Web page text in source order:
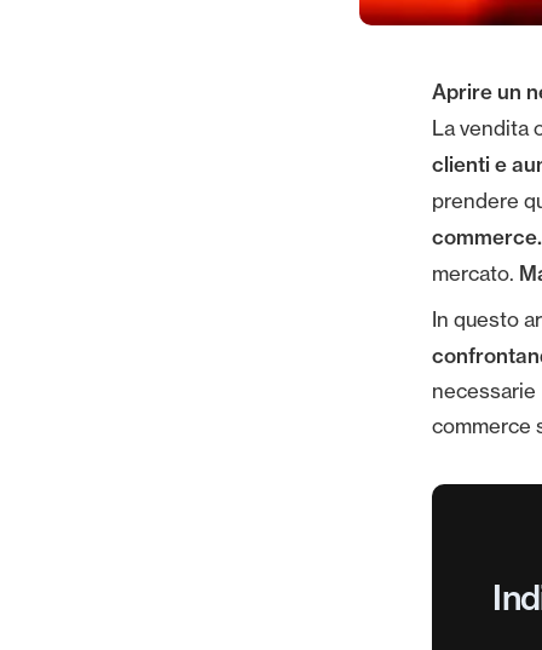
Aprire un
La vendita
clienti e
prendere
mercato.
In questo
necessarie
commerce